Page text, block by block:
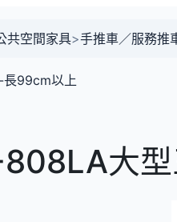
共空間家具>手推車／服務推
長99cm以上
大